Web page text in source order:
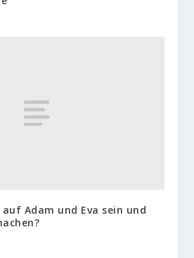
Adam und Eva sein und